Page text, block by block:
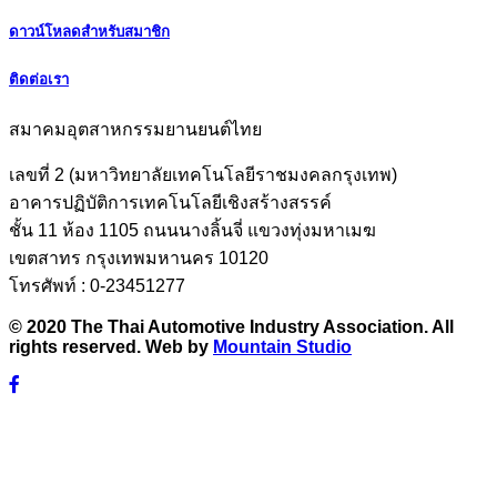
ดาวน์โหลดสำหรับสมาชิก
ติดต่อเรา
สมาคมอุตสาหกรรมยานยนต์ไทย
เลขที่ 2 (มหาวิทยาลัยเทคโนโลยีราชมงคลกรุงเทพ)
อาคารปฏิบัติการเทคโนโลยีเชิงสร้างสรรค์
ชั้น 11 ห้อง 1105 ถนนนางลิ้นจี่ แขวงทุ่งมหาเมฆ
เขตสาทร กรุงเทพมหานคร 10120
โทรศัพท์ : 0-23451277
© 2020 The Thai Automotive Industry Association. All
rights reserved. Web by Mountain Studio